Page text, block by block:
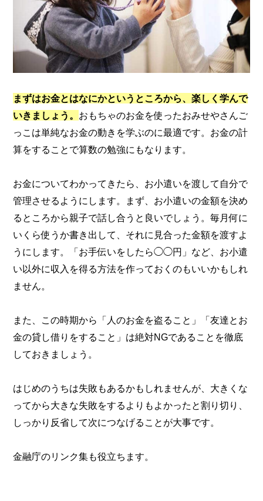
まずはお金とはなにかというところから、楽しく学んで
いきましょう。 おもちゃのお金を使ったおみせやさんご
っこは単純なお金の動きを学ぶのに最適です。お金の計
算をすることで算数の勉強にもなります。
お金についてわかってきたら、お小遣いを渡して自分で
管理させるようにします。まず、お小遣いの金額を決め
るところから親子で話し合うと良いでしょう。毎月何に
いくら使うか書き出して、それに見合った金額を渡すよ
うにします。「お手伝いをしたら◯◯円」など、お小遣
い以外に収入を得る方法を作っておくのもいいかもしれ
ません。
また、この時期から「人のお金を盗ること」「友達とお
金の貸し借りをすること」は絶対NGであることを徹底
しておきましょう。
はじめのうちは失敗もあるかもしれませんが、大きくな
ってから大きな失敗をするよりもよかったと割り切り、
しっかり反省して次につなげることが大事です。
金融庁のリンク集も役立ちます。